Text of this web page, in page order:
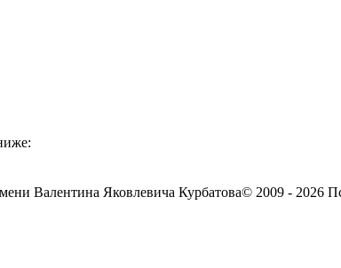
Валентина Яковлевича Курбатова© 2009 - 2026